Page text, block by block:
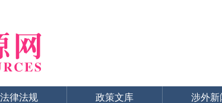
法律法规 政策文库 涉外新